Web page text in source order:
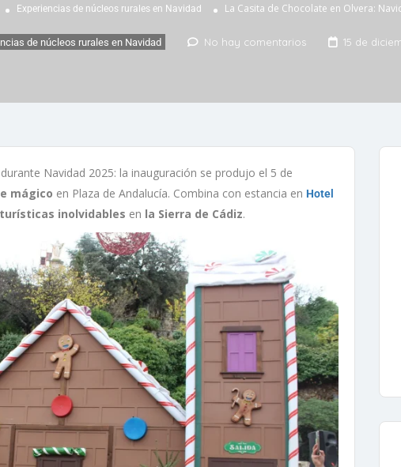
Experiencias de núcleos rurales en Navidad La Casita de Chocolate en Olvera:
de núcleos rurales en Navidad No hay comentarios 15 de
durante Navidad 2025: la inauguración se produjo el 5 de
mágico en Plaza de Andalucía. Combina con estancia en Hotel
inolvidables en la Sierra de Cádiz.